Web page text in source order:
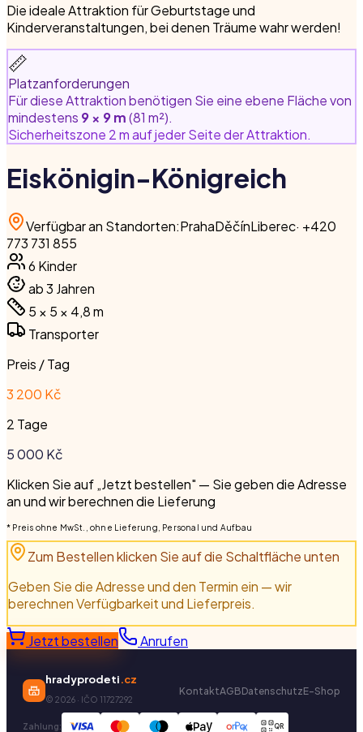
Die ideale Attraktion für Geburtstage und
Kinderveranstaltungen, bei denen Träume wahr werden!
📏
Platzanforderungen
Für diese Attraktion benötigen Sie eine ebene Fläche von
mindestens 9 × 9 m(81 m²).
Sicherheitszone 2 m auf jeder Seite der Attraktion.
Eiskönigin-Königreich
Verfügbar an Standorten:PrahaDěčínLiberec· +420
773 731 855
6 Kinder
ab 3 Jahren
5 × 5 × 4,8m
Transporter
Preis / Tag
3 200 Kč
2 Tage
5 000 Kč
Klicken Sie auf „Jetzt bestellen" — Sie geben die Adresse
an und wir berechnen die Lieferung
* Preis ohne MwSt., ohne Lieferung, Personal und Aufbau
Zum Bestellen klicken Sie auf die Schaltfläche unten
Geben Sie die Adresse und den Termin ein — wir
berechnen Verfügbarkeit und Lieferpreis.
Jetzt bestellen Anrufen
hradyprodeti.cz
© 2026 · IČO 11727292
KontaktAGBDatenschutzE-Shop
Zahlung: QR